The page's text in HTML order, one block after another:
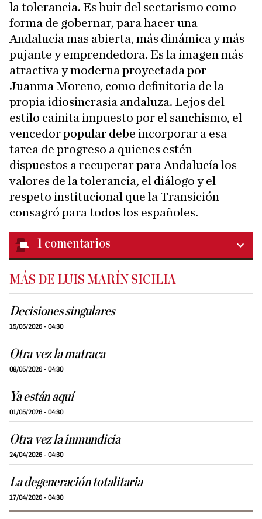
la tolerancia. Es huir del sectarismo como
forma de gobernar, para hacer una
Andalucía mas abierta, más dinámica y más
pujante y emprendedora. Es la imagen más
atractiva y moderna proyectada por
Juanma Moreno, como definitoria de la
propia idiosincrasia andaluza. Lejos del
estilo cainita impuesto por el sanchismo, el
vencedor popular debe incorporar a esa
tarea de progreso a quienes estén
dispuestos a recuperar para Andalucía los
valores de la tolerancia, el diálogo y el
respeto institucional que la Transición
consagró para todos los españoles.
1 comentarios
MÁS DE LUIS MARÍN SICILIA
Decisiones singulares
15/05/2026 - 04:30
Otra vez la matraca
08/05/2026 - 04:30
Ya están aquí
01/05/2026 - 04:30
Otra vez la inmundicia
24/04/2026 - 04:30
La degeneración totalitaria
17/04/2026 - 04:30